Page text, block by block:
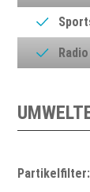
Partikelfilter: